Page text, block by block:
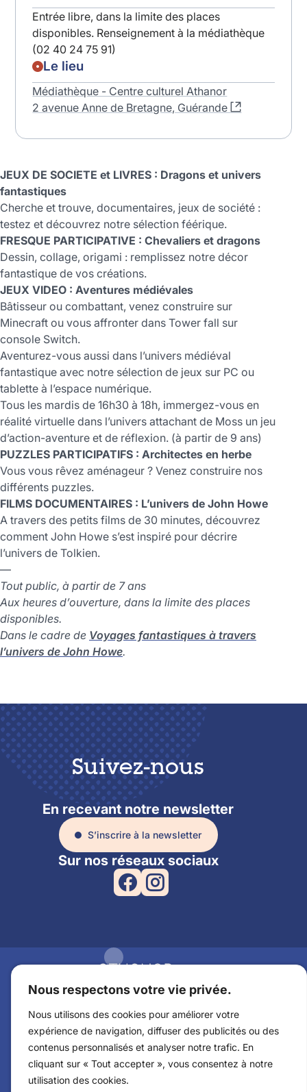
Nous respectons votre vie privée.
Nous utilisons des cookies pour améliorer votre
expérience de navigation, diffuser des publicités ou des
contenus personnalisés et analyser notre trafic. En
cliquant sur « Tout accepter », vous consentez à notre
utilisation des cookies.
Entrée libre, dans la limite des places
disponibles. Renseignement à la médiathèque
(02 40 24 75 91)
Le lieu
Médiathèque - Centre culturel Athanor
2 avenue Anne de Bretagne, Guérande
JEUX DE SOCIETE et LIVRES : Dragons et univers
fantastiques
Cherche et trouve, documentaires, jeux de société :
testez et découvrez notre sélection féérique.
FRESQUE PARTICIPATIVE : Chevaliers et dragons
Dessin, collage, origami : remplissez notre décor
fantastique de vos créations.
JEUX VIDEO : Aventures médiévales
Bâtisseur ou combattant, venez construire sur
Minecraft ou vous affronter dans Tower fall sur
console Switch.
Aventurez-vous aussi dans l’univers médiéval
fantastique avec notre sélection de jeux sur PC ou
tablette à l’espace numérique.
Tous les mardis de 16h30 à 18h, immergez-vous en
réalité virtuelle dans l’univers attachant de Moss un jeu
d’action-aventure et de réflexion. (à partir de 9 ans)
PUZZLES PARTICIPATIFS : Architectes en herbe
Vous vous rêvez aménageur ? Venez construire nos
différents puzzles.
FILMS DOCUMENTAIRES : L’univers de John Howe
A travers des petits films de 30 minutes, découvrez
comment John Howe s’est inspiré pour décrire
l’univers de Tolkien.
—
Tout public, à partir de 7 ans
Aux heures d’ouverture, dans la limite des places
disponibles.
Dans le cadre de Voyages fantastiques à travers
l’univers de John Howe.
Suivez-nous
En recevant notre newsletter
S’inscrire à la newsletter
Sur nos réseaux sociaux
2 avenue Anne de Bretagne
44350 Guérande
02 40 24 73 73
Billetterie